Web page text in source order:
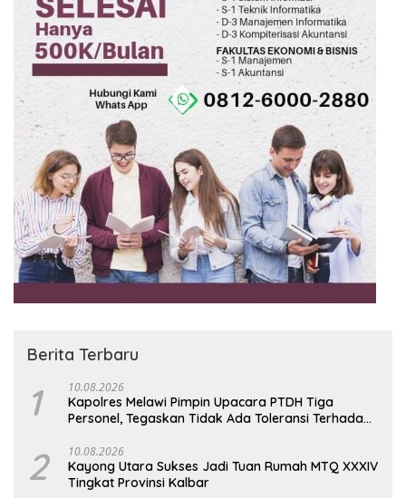
Berita Terbaru
1 10.08.2026
Kapolres Melawi Pimpin Upacara PTDH Tiga
Personel, Tegaskan Tidak Ada Toleransi Terhadap
2 10.08.2026
Kayong Utara Sukses Jadi Tuan Rumah MTQ XXXIV
Tingkat Provinsi Kalbar